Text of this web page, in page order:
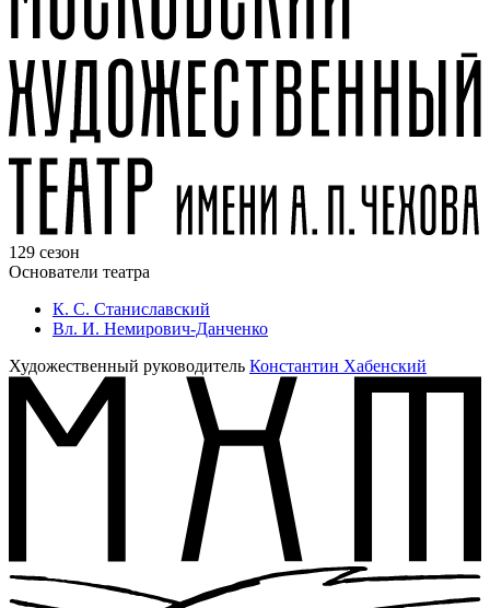
129 сезон
Основатели театра
К. С. Станиславский
Вл. И. Немирович-Данченко
Художественный руководитель Константин Хабенский